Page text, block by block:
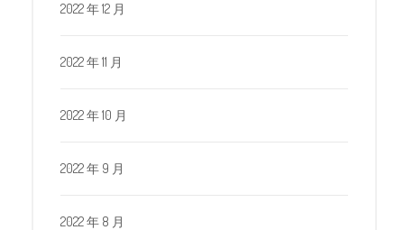
2022 年 12 月
2022 年 11 月
2022 年 10 月
2022 年 9 月
2022 年 8 月